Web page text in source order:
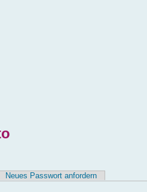
Neues Passwort anfordern